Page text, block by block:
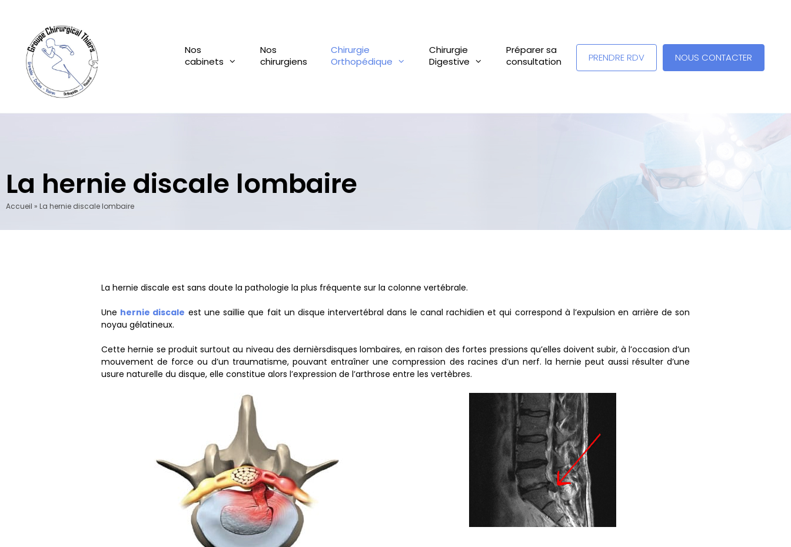
Nos
cabinets
Nos
chirurgiens
Chirurgie
Orthopédique
Chirurgie
Digestive
Préparer sa
consultation
PRENDRE RDV NOUS CONTACTER
La hernie discale lombaire
Accueil » La hernie discale lombaire
La hernie discale est sans doute la pathologie la plus fréquente sur la colonne vertébrale.
Une hernie discale est une saillie que fait un disque intervertébral dans le canal rachidien et qui correspond à l’expulsion en arrière de son
noyau gélatineux.
Cette hernie se produit surtout au niveau des dernièrsdisques lombaires, en raison des fortes pressions qu’elles doivent subir, à l’occasion d’un
mouvement de force ou d’un traumatisme, pouvant entraîner une compression des racines d’un nerf. la hernie peut aussi résulter d’une
usure naturelle du disque, elle constitue alors l’expression de l’arthrose entre les vertèbres.